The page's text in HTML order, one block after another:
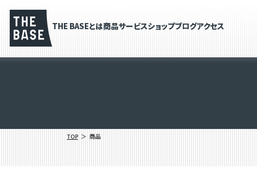
THE BASEとは商品サービスショップブログアクセス
TOP 商品